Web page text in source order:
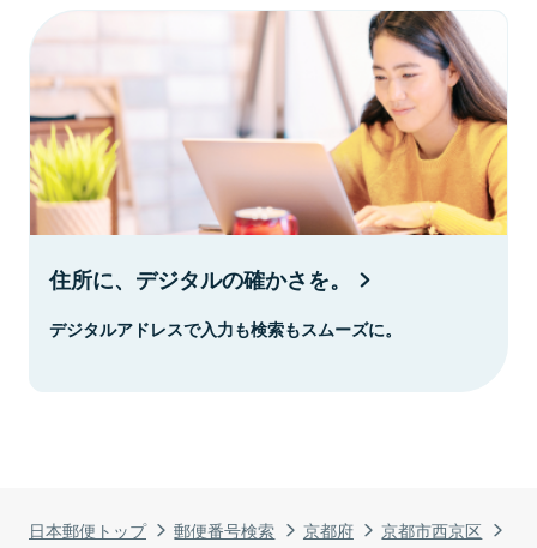
日本郵便トップ 郵便番号検索 京都府
京都市西京区
住所に、デジタルの確かさを。
デジタルアドレスで入力も検索もスムーズに。